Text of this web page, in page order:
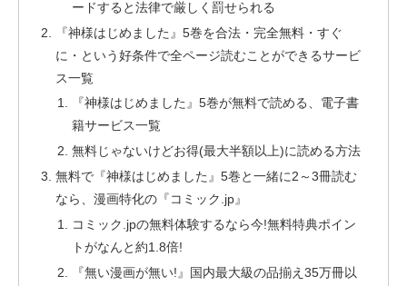
ードすると法律で厳しく罰せられる
『神様はじめました』5巻を合法・完全無料・すぐ
に・という好条件で全ページ読むことができるサービ
ス一覧
『神様はじめました』5巻が無料で読める、電子書
籍サービス一覧
無料じゃないけどお得(最大半額以上)に読める方法
無料で『神様はじめました』5巻と一緒に2～3冊読む
なら、漫画特化の『コミック.jp』
コミック.jpの無料体験するなら今!無料特典ポイン
トがなんと約1.8倍!
『無い漫画が無い!』国内最大級の品揃え35万冊以